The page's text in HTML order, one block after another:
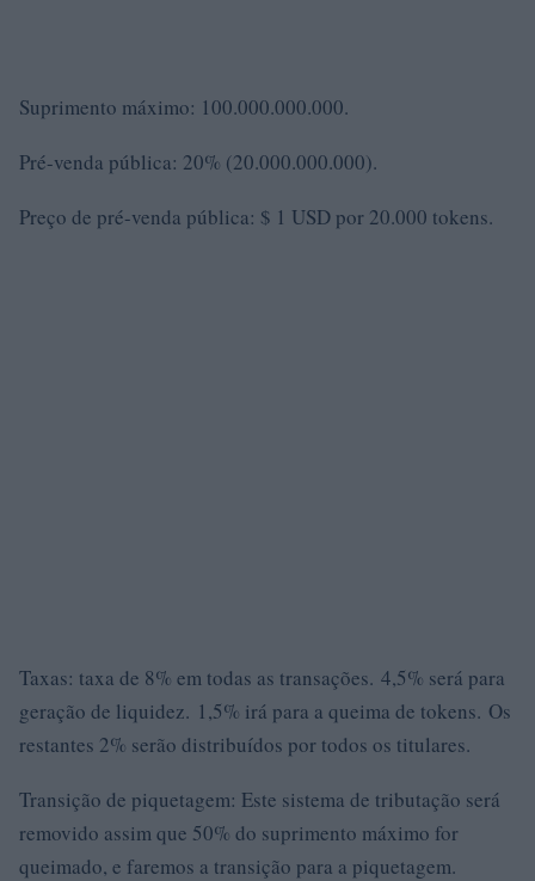
Suprimento máximo: 100.000.000.000.
Pré-venda pública: 20% (20.000.000.000).
Preço de pré-venda pública: $ 1 USD por 20.000 tokens.
Taxas: taxa de 8% em todas as transações. 4,5% será para
geração de liquidez. 1,5% irá para a queima de tokens. Os
restantes 2% serão distribuídos por todos os titulares.
Transição de piquetagem: Este sistema de tributação será
removido assim que 50% do suprimento máximo for
queimado, e faremos a transição para a piquetagem.